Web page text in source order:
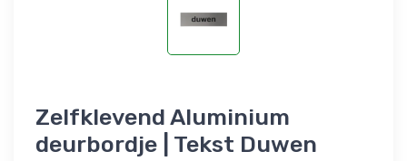
Zelfklevend Aluminium
deurbordje | Tekst Duwen